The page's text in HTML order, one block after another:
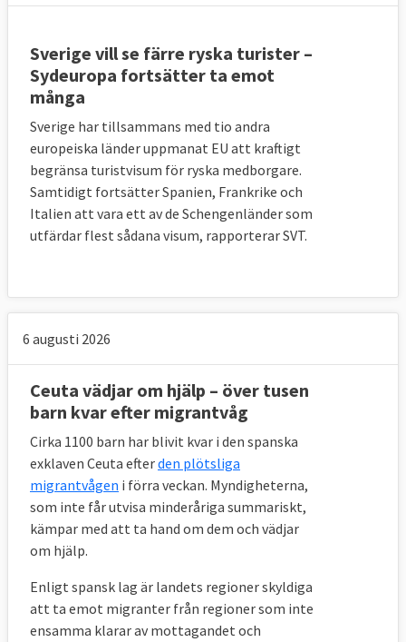
Sverige vill se färre ryska turister –
Sydeuropa fortsätter ta emot
många
Sverige har tillsammans med tio andra
europeiska länder uppmanat EU att kraftigt
begränsa turistvisum för ryska medborgare.
Samtidigt fortsätter Spanien, Frankrike och
Italien att vara ett av de Schengenländer som
utfärdar flest sådana visum, rapporterar SVT.
6 augusti 2026
Ceuta vädjar om hjälp – över tusen
barn kvar efter migrantvåg
Cirka 1100 barn har blivit kvar i den spanska
exklaven Ceuta efterden plötsliga
migrantvågen i förra veckan. Myndigheterna,
som inte får utvisa minderåriga summariskt,
kämpar med att ta hand om dem och vädjar
om hjälp.
Enligt spansk lag är landets regioner skyldiga
att ta emot migranter från regioner som inte
ensamma klarar av mottagandet och